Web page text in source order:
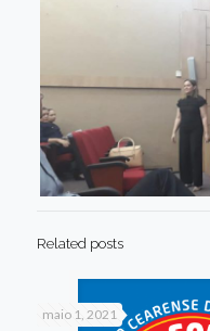
Related posts
maio 1, 2021